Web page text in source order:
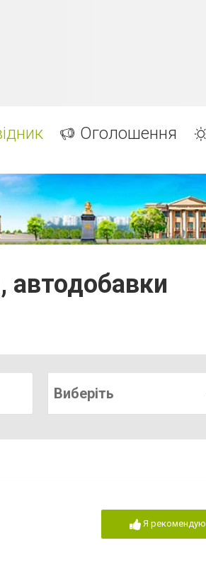
Оголошення
автодобавки
Виберіть
Я рекомендую